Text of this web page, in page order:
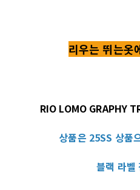
리우는 뛰는옷
RIO LOMO GRAPHY
상품은 25SS 상품
블랙 라벨